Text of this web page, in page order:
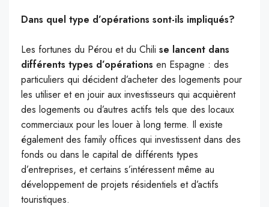
Dans quel type d’opérations sont-ils impliqués?
Les fortunes du Pérou et du Chili se lancent dans
différents types d’opérations en Espagne : des
particuliers qui décident d’acheter des logements pour
les utiliser et en jouir aux investisseurs qui acquièrent
des logements ou d’autres actifs tels que des locaux
commerciaux pour les louer à long terme. Il existe
également des family offices qui investissent dans des
fonds ou dans le capital de différents types
d’entreprises, et certains s’intéressent même au
développement de projets résidentiels et d’actifs
touristiques.